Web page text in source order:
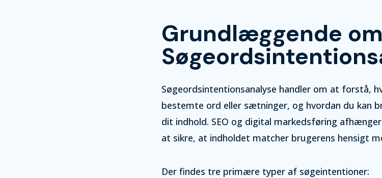
Grundlæggende om
Søgeordsintentionsanalyse handler om at forstå,
bestemte ord eller sætninger, og hvordan du kan
dit indhold. SEO og digital markedsføring
at sikre, at indholdet matcher brugerens hensigt
Der findes tre primære typer af søgeintentioner: